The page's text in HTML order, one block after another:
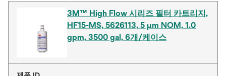
3M™ High Flow 시리즈 필터 카트리지,
HF15-MS, 5626113, 5 μm NOM, 1.0
gpm, 3500 gal, 6개/케이스